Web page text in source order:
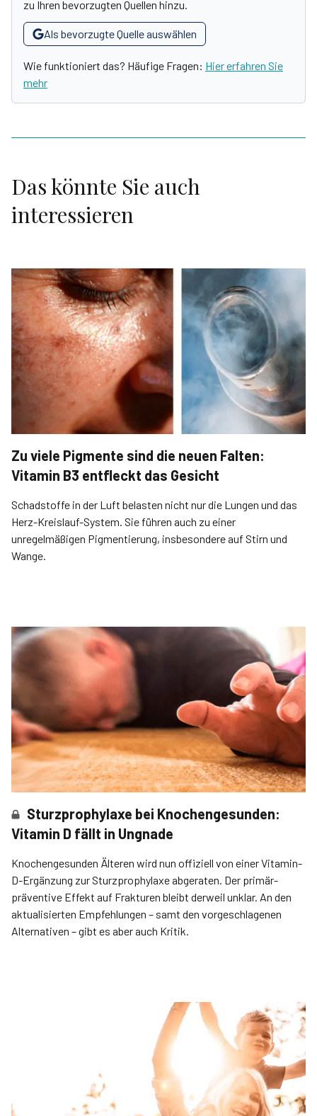
zu Ihren bevorzugten Quellen hinzu.
Als bevorzugte Quelle auswählen
Wie funktioniert das? Häufige Fragen: Hier erfahren Sie
mehr
Das könnte Sie auch
interessieren
Zu viele Pigmente sind die neuen Falten:
Vitamin B3 entfleckt das Gesicht
Schadstoffe in der Luft belasten nicht nur die Lungen und das
Herz-Kreislauf-System. Sie führen auch zu einer
unregelmäßigen Pigmentierung, insbesondere auf Stirn und
Wange.
Sturzprophylaxe bei Knochengesunden:
Vitamin D fällt in Ungnade
Knochengesunden Älteren wird nun offiziell von einer Vitamin-
D-Ergänzung zur Sturzprophylaxe abgeraten. Der primär­
präventive Effekt auf Frakturen bleibt derweil unklar. An den
aktualisierten Empfehlungen – samt den vorgeschlagenen
Alternativen – gibt es aber auch Kritik.